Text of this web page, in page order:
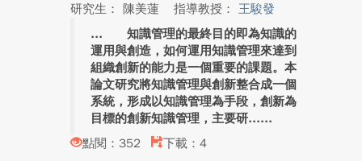
研究生： 陳美蓮
指導教授： 王駿發
知識管理的最終目的即為知識的
運用與創造，如何運用知識管理來達到
組織創新的能力是一個重要的課題。本
論文研究將知識管理與創新整合成一個
系統，形成以知識管理為手段，創新為
目標的創新知識管理，主要研...
點閱：352
下載：4